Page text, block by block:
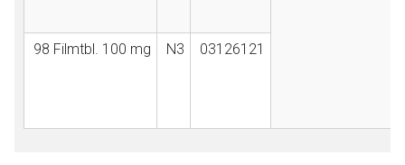
98 Filmtbl. 100 mg N3 03126121